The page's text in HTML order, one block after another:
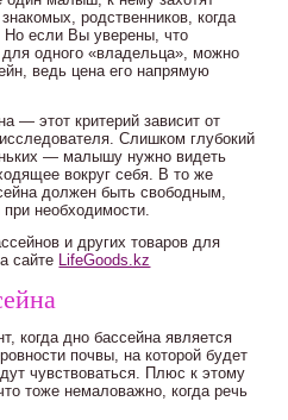
родственников, когда
Но если Вы уверены, что
для одного «владельца», можно
ведь цена его напрямую
— этот критерий зависит от
Слишком глубокий
— малышу нужно видеть
вокруг себя. В то же
должен быть свободным,
необходимости.
и других товаров для
сайте LifeGoods.kz
когда дно бассейна является
почвы, на которой будет
чувствоваться. Плюс к этому
тоже немаловажно, когда речь